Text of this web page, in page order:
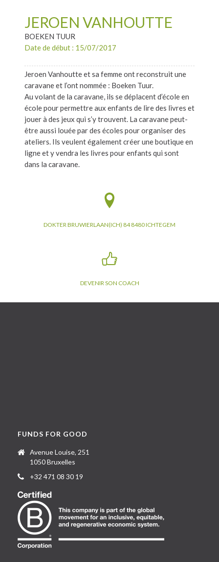
JEROEN VANHOUTTE
BOEKEN TUUR
Date de début : 15/07/2017
Jeroen Vanhoutte et sa femme ont reconstruit une
caravane et l’ont nommée : Boeken Tuur.
Au volant de la caravane, ils se déplacent d’école en
école pour permettre aux enfants de lire des livres et
jouer à des jeux qui s’y trouvent. La caravane peut-
être aussi louée par des écoles pour organiser des
ateliers. Ils veulent également créer une boutique en
ligne et y vendra les livres pour enfants qui sont
dans la caravane.
DOKTER BRUWIERLAAN(ICH) 84 8480 ICHTEGEM
DEVENIR SON COACH
FUNDS FOR GOOD
Avenue Louise, 251
1050 Bruxelles
+32 471 08 30 19